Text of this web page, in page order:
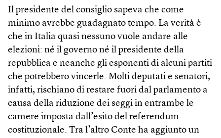
Il presidente del consiglio sapeva che come
minimo avrebbe guadagnato tempo. La verità è
che in Italia quasi nessuno vuole andare alle
elezioni: né il governo né il presidente della
repubblica e neanche gli esponenti di alcuni partiti
che potrebbero vincerle. Molti deputati e senatori,
infatti, rischiano di restare fuori dal parlamento a
causa della riduzione dei seggi in entrambe le
camere imposta dall’esito del referendum
costituzionale. Tra l’altro Conte ha aggiunto un